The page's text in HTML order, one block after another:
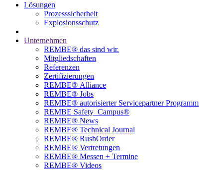
Lösungen
Prozesssicherheit
Explosionsschutz
Unternehmen
REMBE® das sind wir.
Mitgliedschaften
Referenzen
Zertifizierungen
REMBE® Alliance
REMBE® Jobs
REMBE® autorisierter­­ Servicepartner Programm
REMBE Safety_Campus®
REMBE® News
REMBE® Technical Journal
REMBE® RushOrder
REMBE® Vertretungen
REMBE® Messen + Termine
REMBE® Videos